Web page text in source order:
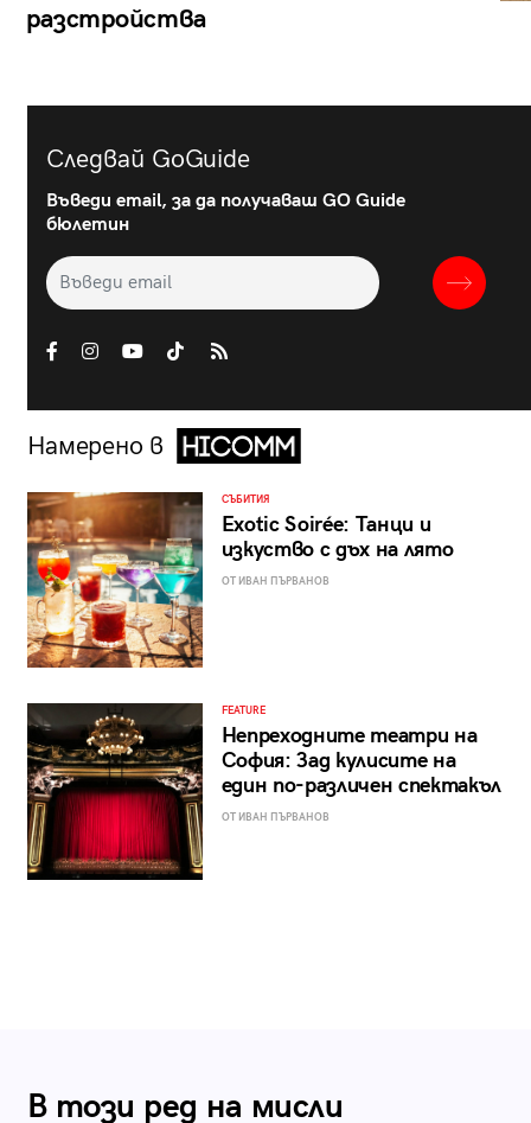
разстройства
Следвай GoGuide
Въведи email, за да получаваш GO Guide
бюлетин
Намерено в
СЪБИТИЯ
Exotic Soirée: Танци и
изкуство с дъх на лято
ОТ ИВАН ПЪРВАНОВ
FEATURE
Непреходните театри на
София: Зад кулисите на
един по-различен спектакъл
ОТ ИВАН ПЪРВАНОВ
В този ред на мисли